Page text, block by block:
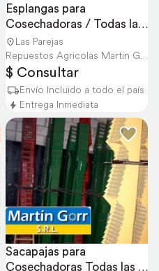
Esplangas para
Cosechadoras / Todas las
Marcas Consúltanos
Las Parejas
Repuestos Agricolas Martin Gorr S.R.L.
$ Consultar
Envío Incluido a todo el país
Entrega Inmediata
Sacapajas para
Cosechadoras Todas las